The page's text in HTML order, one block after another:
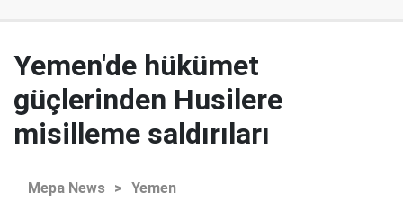
Yemen'de hükümet
güçlerinden Husilere
misilleme saldırıları
Mepa News > Yemen